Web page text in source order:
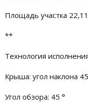
Площадь участка
**
Технология
Крыша: угол наклона
Угол обзора: 45 °